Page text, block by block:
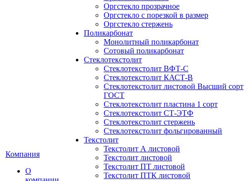
Компания
О
Оргстекло прозрачное
Оргстекло с порезкой в размер
Оргстекло стержень
Поликарбонат
Монолитный поликарбонат
Сотовый поликарбонат
Стеклотекстолит
Стеклотекстолит ВФТ-С
Стеклотекстолит КАСТ-В
Стеклотекстолит листовой Высший сорт
ГОСТ
Стеклотекстолит пластина 1 сорт
Стеклотекстолит СТ-ЭТФ
Стеклотекстолит стержень
Стеклотекстолит фольгированный
Текстолит
Текстолит А листовой
Текстолит листовой
Текстолит ПТ листовой
Текстолит ПТК листовой